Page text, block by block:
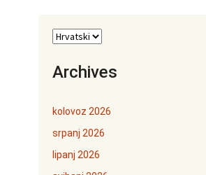
Archives
kolovoz 2026
srpanj 2026
lipanj 2026